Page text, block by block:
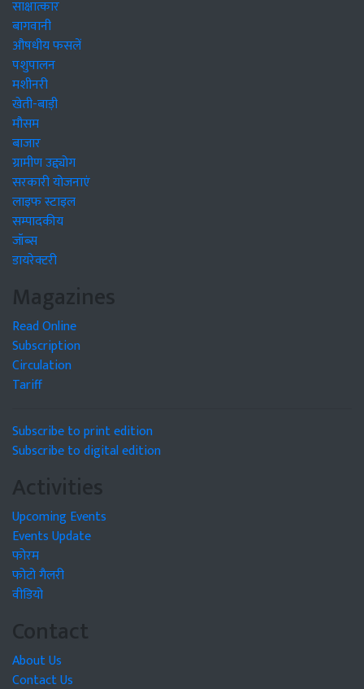
साक्षात्कार
बागवानी
औषधीय फसलें
पशुपालन
मशीनरी
खेती-बाड़ी
मौसम
बाजार
ग्रामीण उद्द्योग
सरकारी योजनाएं
लाइफ स्टाइल
सम्पादकीय
जॉब्स
डायरेक्टरी
Magazines
Read Online
Subscription
Circulation
Tariff
Subscribe to print edition
Subscribe to digital edition
Activities
Upcoming Events
Events Update
फोरम
फोटो गैलरी
वीडियो
Contact
About Us
Contact Us